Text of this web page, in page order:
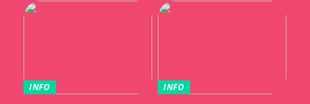
INFO INFO